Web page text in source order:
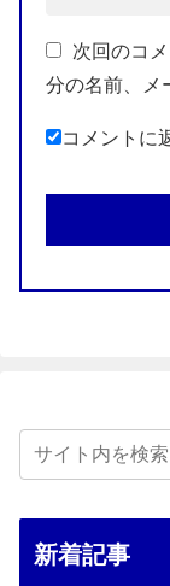
次回のコ
分の名前、メ
コメントに
新着記事